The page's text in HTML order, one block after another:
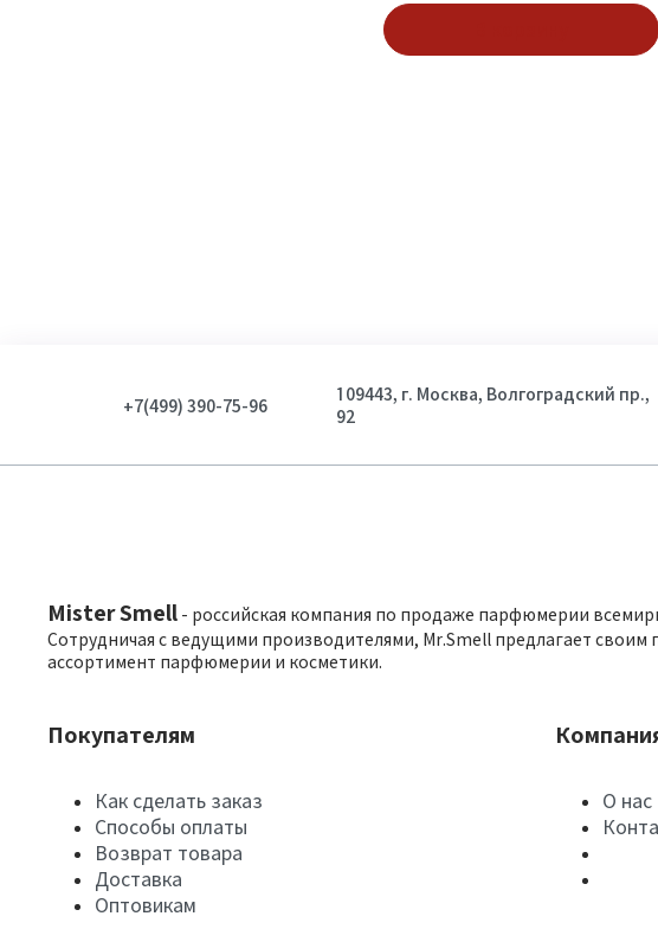
+7(499) 390-75-96
109443, г. Москва, Волгоградский пр.,
92
Mister Smell - российская компания по продаже парфюмерии
Сотрудничая с ведущими производителями, Mr.Smell предлагает своим
ассортимент парфюмерии и косметики.
Покупателям
Как сделать заказ
Способы оплаты
Возврат товара
Доставка
Оптовикам
О нас